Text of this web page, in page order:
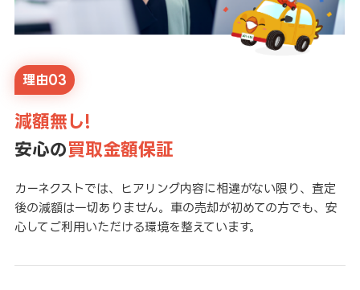
理由03
減額無し!
安心の買取金額保証
カーネクストでは、ヒアリング内容に相違がない限り、査定
後の減額は一切ありません。車の売却が初めての方でも、安
心してご利用いただける環境を整えています。